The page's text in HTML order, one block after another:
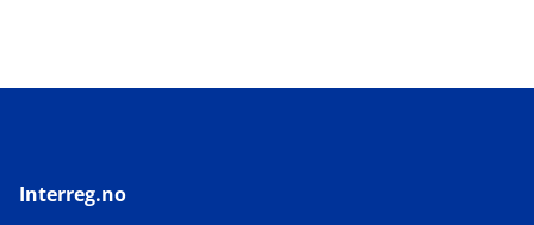
Interreg.no